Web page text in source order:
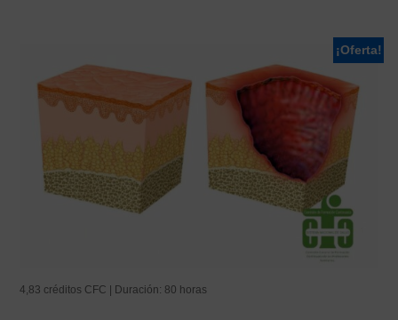
¡Oferta!
4,83 créditos CFC | Duración: 80 horas